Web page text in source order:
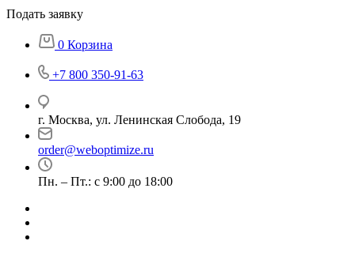
Подать заявку
0 Корзина
+7 800 350-91-63
г. Москва, ул. Ленинская Слобода, 19
order@weboptimize.ru
Пн. – Пт.: с 9:00 до 18:00